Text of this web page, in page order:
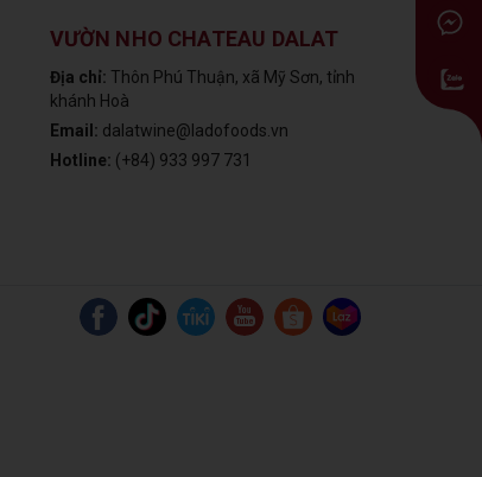
VƯỜN NHO CHATEAU DALAT
Địa chỉ: Thôn Phú Thuận, xã Mỹ Sơn, tỉnh
khánh Hoà
Email: dalatwine@ladofoods.vn
Hotline: (+84) 933 997 731